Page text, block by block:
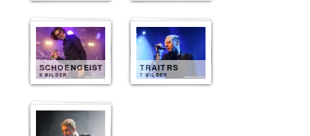
SCHOENGEIST
8 BILDER
TRAITRS
7 BILDER